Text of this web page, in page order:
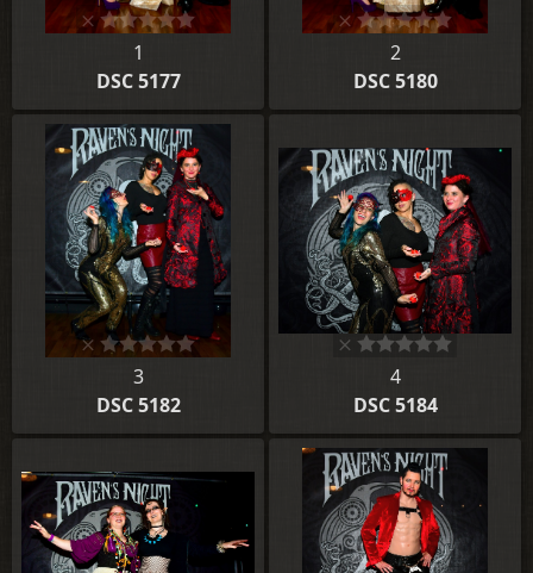
1
DSC 5177
2
DSC 5180
3
DSC 5182
4
DSC 5184